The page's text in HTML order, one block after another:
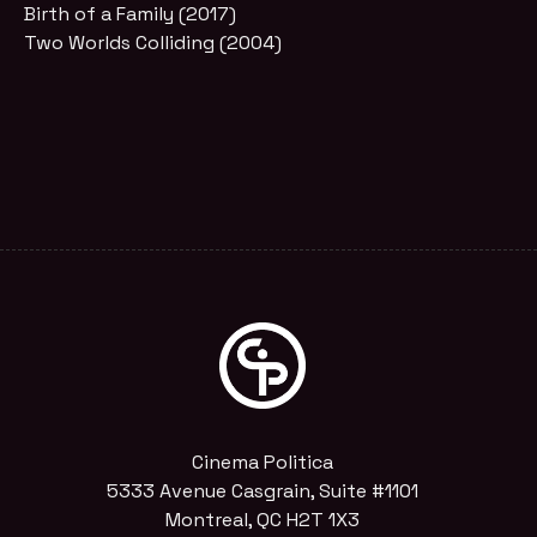
Birth of a Family (2017)
Two Worlds Colliding (2004)
Cinema Politica
5333 Avenue Casgrain, Suite #1101
Montreal, QC H2T 1X3